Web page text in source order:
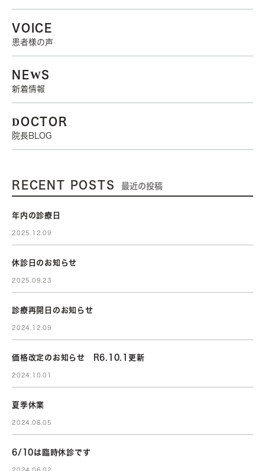
VOICE
患者様の声
NEWS
新着情報
DOCTOR
院長BLOG
RECENT POSTS 最近の投稿
年内の診療日
2025.12.09
休診日のお知らせ
2025.09.23
診療再開日のお知らせ
2024.12.09
価格改定のお知らせ R6.10.1更新
2024.10.01
夏季休業
2024.08.05
6/10は臨時休診です
2024.06.02